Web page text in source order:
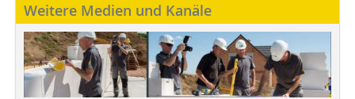
Weitere Medien und Kanäle